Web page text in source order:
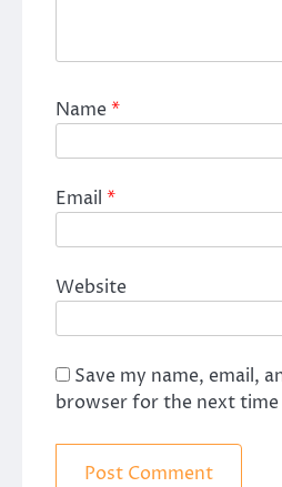
Name*
Email *
Website
Save my name, email,
browser for the next